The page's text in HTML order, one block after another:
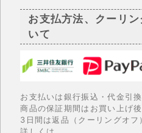
お支払方法、クーリ
いて
お支払いは銀行振込・代金引
商品の保証期間はお買い上げ
3日間は返品（クーリングオフ